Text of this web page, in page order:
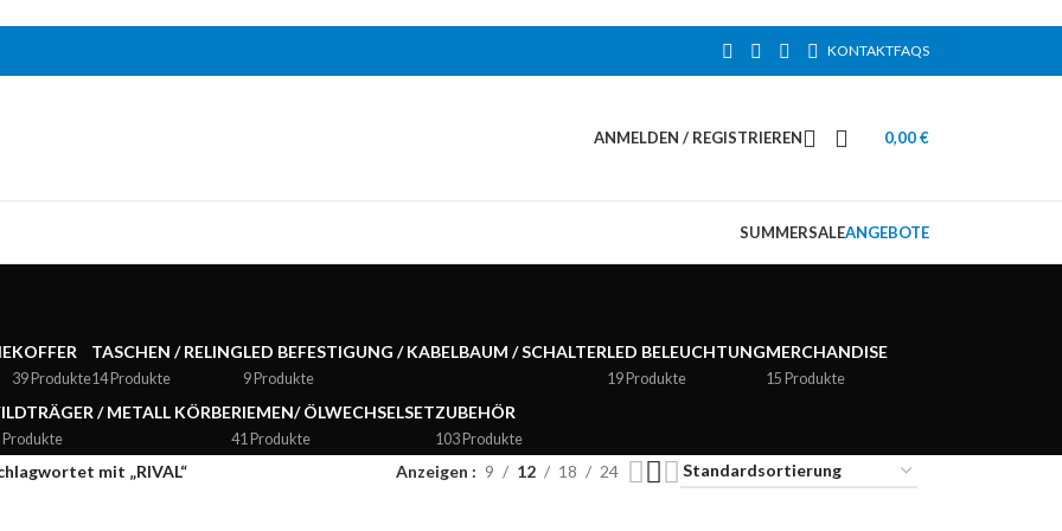
KONTAKTFAQS
ANMELDEN / REGISTRIEREN 0,00€
SUMMERSALEANGEBOTE
KOFFER
39 Produkte
TASCHEN / RELING
14 Produkte
LED BEFESTIGUNG / KABELBAUM / SCHALTER
9 Produkte
LED BELEUCHTUNG
19 Produkte
MERCHANDISE
15 Produkte
/ METALL KÖRBE
Produkte
RIEMEN/ ÖLWECHSELSET
41 Produkte
ZUBEHÖR
103 Produkte
mit „RIVAL“ Anzeigen 9 12 18 24